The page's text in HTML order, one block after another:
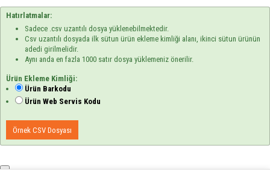
Hatırlatmalar:
Sadece .csv uzantılı dosya yüklenebilmektedir.
Csv uzantılı dosyada ilk sütun ürün ekleme kimliği alanı, ikinci sütun ürünün
adedi girilmelidir.
Aynı anda en fazla 1000 satır dosya yüklemeniz önerilir.
Ürün Ekleme Kimliği:
Ürün Barkodu
Ürün Web Servis Kodu
Örnek CSV Dosyası